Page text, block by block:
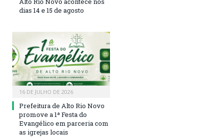
dias 14 e 15 de agosto
16 DE JULHO DE 2026
Prefeitura de Alto Rio Novo
promove a 1ª Festa do
Evangélico em parceria com
as igrejas locais